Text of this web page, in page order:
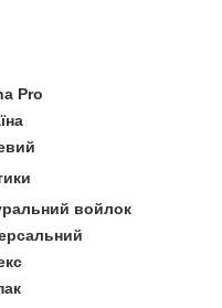
Pro
войлок